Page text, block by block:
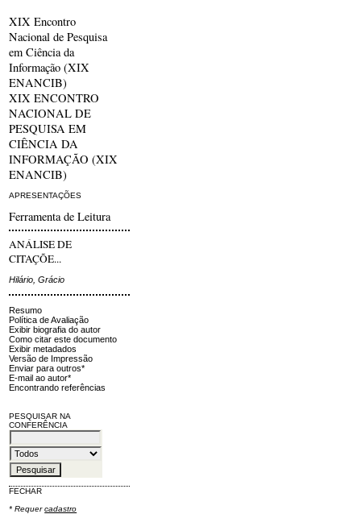
XIX Encontro
Nacional de Pesquisa
em Ciência da
Informação (XIX
ENANCIB)
XIX ENCONTRO
NACIONAL DE
PESQUISA EM
CIÊNCIA DA
INFORMAÇÃO (XIX
ENANCIB)
APRESENTAÇÕES
Ferramenta de Leitura
ANÁLISE DE
CITAÇÕE...
Hilário, Grácio
Resumo
Política de Avaliação
Exibir biografia do autor
Como citar este documento
Exibir metadados
Versão de Impressão
Enviar para outros*
E-mail ao autor*
Encontrando referências
PESQUISAR NA
CONFERÊNCIA
FECHAR
* Requercadastro